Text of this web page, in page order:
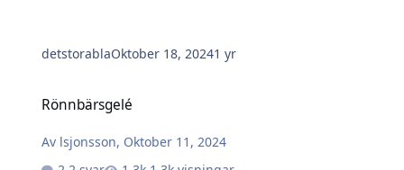
detstorablaOktober 18, 20241 yr
Rönnbärsgelé
Av lsjonsson, Oktober 11, 2024